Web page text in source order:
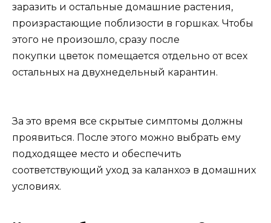
заразить и остальные домашние растения,
произрастающие поблизости в горшках. Чтобы
этого не произошло, сразу после
покупки цветок помещается отдельно от всех
остальных на двухнедельный карантин.
За это время все скрытые симптомы должны
проявиться. После этого можно выбрать ему
подходящее место и обеспечить
соответствующий уход за каланхоэ в домашних
условиях.